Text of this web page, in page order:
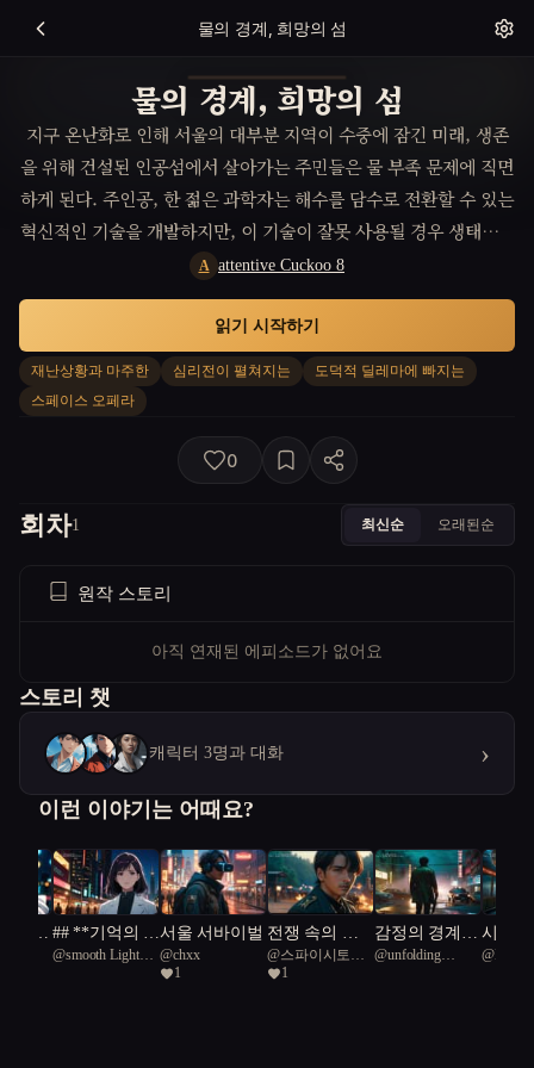
물의 경계, 희망의 섬
물의 경계, 희망의 섬
지구 온난화로 인해 서울의 대부분 지역이 수중에 잠긴 미래, 생존
을 위해 건설된 인공섬에서 살아가는 주민들은 물 부족 문제에 직면
하게 된다. 주인공, 한 젊은 과학자는 해수를 담수로 전환할 수 있는
혁신적인 기술을 개발하지만, 이 기술이 잘못 사용될 경우 생태계에
끔찍한 영향을 미칠 수 있다는 사실을 깨닫는다. 재난상황과 마주한
심리전 속에서, 주인공은 이 기술을 책임감 있게 사용하여 인류를
구할 방법을 찾아야 한다.
A attentive Cuckoo 8
재난상황과 마주한 심리전이 펼쳐지는
도덕적 딜레마에 빠지는
스페이스 오페라
읽기 시작하기
0
회차1 최신순 오래된순
원작 스토리
아직 연재된 에피소드가 없어요
스토리 챗
캐릭터 3명과 대화 ›
이런 이야기는 어때요?
## **기억의 파
편**
@smooth Light
서울 서바이벌
@chxx
1
전쟁 속의 히
포크라테스
@스파이시토마
토1
감정의 경계:
서울 2049
@unfolding
시간
서
@